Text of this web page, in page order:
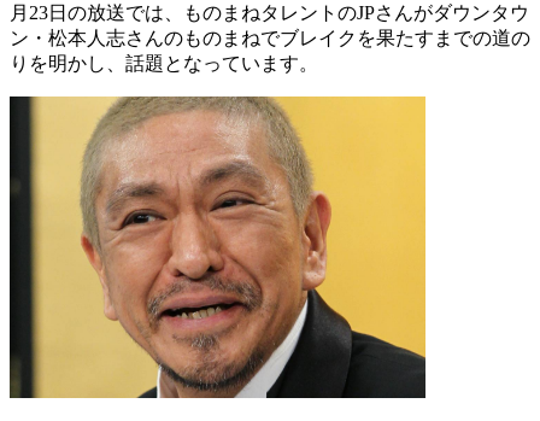
月23日の放送では、ものまねタレントのJPさんがダウンタウ
ン・松本人志さんのものまねでブレイクを果たすまでの道の
りを明かし、話題となっています。